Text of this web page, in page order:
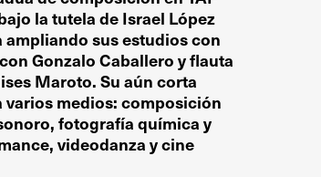
la tutela de Israel López
sus estudios con
Gonzalo Caballero y flauta
Maroto. Su aún corta
medios: composición
fotografía química y
videodanza y cine